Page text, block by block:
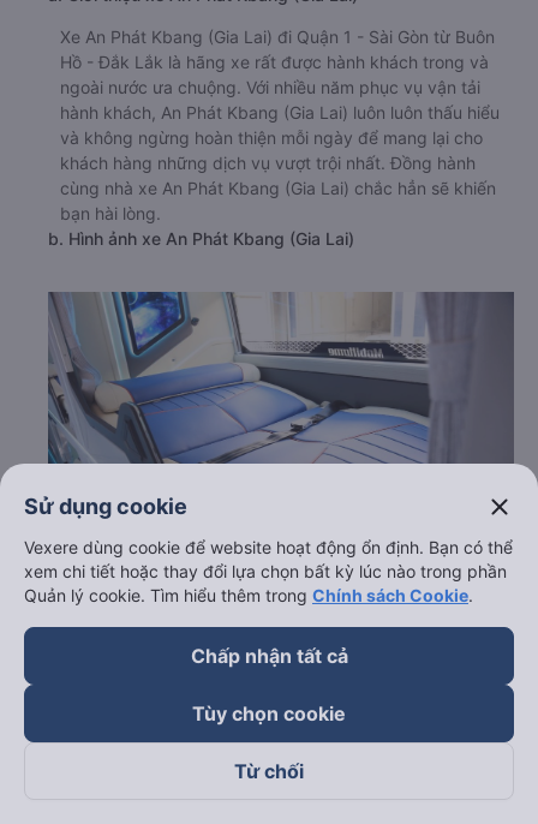
Xe An Phát Kbang (Gia Lai) đi Quận 1 - Sài Gòn từ Buôn
Hồ - Đắk Lắk là hãng xe rất được hành khách trong và
ngoài nước ưa chuộng. Với nhiều năm phục vụ vận tải
hành khách, An Phát Kbang (Gia Lai) luôn luôn thấu hiểu
và không ngừng hoàn thiện mỗi ngày để mang lại cho
khách hàng những dịch vụ vượt trội nhất. Đồng hành
cùng nhà xe An Phát Kbang (Gia Lai) chắc hẳn sẽ khiến
bạn hài lòng.
b. Hình ảnh xe An Phát Kbang (Gia Lai)
Phát Kbang (Gia Lai)
Giờ xuất phát ở Buôn Hồ - Đắk Lắk: 21:00, 21:30
Giờ đến nơi ở Quận 1 - Sài Gòn: 06:30, 07:00
An Phát Kbang (Gia Lai)
Sử dụng cookie close
Vexere dùng cookie để website hoạt động ổn định. Bạn có thể
xem chi tiết hoặc thay đổi lựa chọn bất kỳ lúc nào trong phần
Quản lý cookie. Tìm hiểu thêm trong Chính sách Cookie.
Chấp nhận tất cả
Tùy chọn cookie
Từ chối